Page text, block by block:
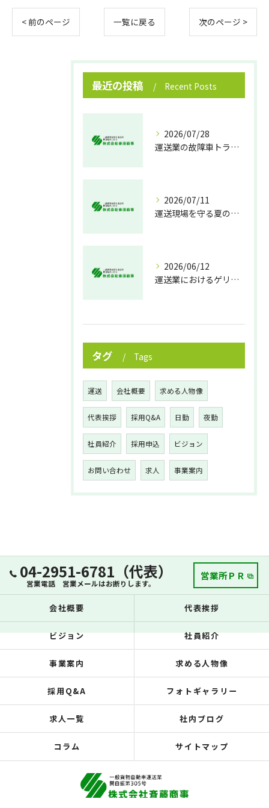
< 前のページ 一覧に戻る 次のページ >
最近の投稿 Recent Posts
2026/07/28
運送業の故障車トラブル即時対処法
2026/07/11
運送現場を守る夏の熱中症対策
2026/06/12
運送業におけるゲリラ豪雨対策の実践法
タグ Tags
運送 会社概要 求める人物像
代表挨拶 採用Q&A 日勤 夜勤
社員紹介 採用申込 ビジョン
お問い合わせ 求人 事業案内
04-2951-6781（代表）
営業電話 営業メールはお断りします。
営業所ＰＲ
会社概要 代表挨拶
ビジョン 社員紹介
事業案内 求める人物像
採用Q&A フォトギャラリー
求人一覧 社内ブログ
コラム サイトマップ